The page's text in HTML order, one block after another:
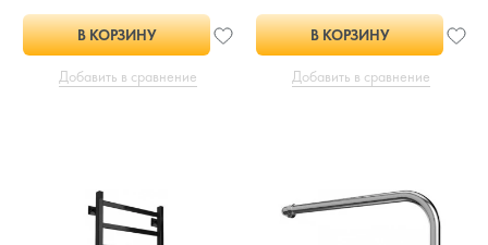
В КОРЗИНУ
Добавить в сравнение
В КОРЗИНУ
Добавить в сравнение